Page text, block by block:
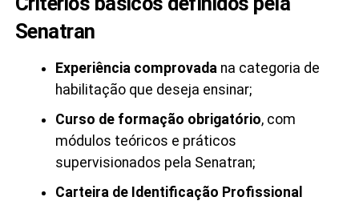
Senatran
Experiência comprovadana categoria de
habilitação que deseja ensinar;
Curso de formação obrigatório, com
módulos teóricos e práticos
supervisionados pela Senatran;
Carteira de Identificação Profissional